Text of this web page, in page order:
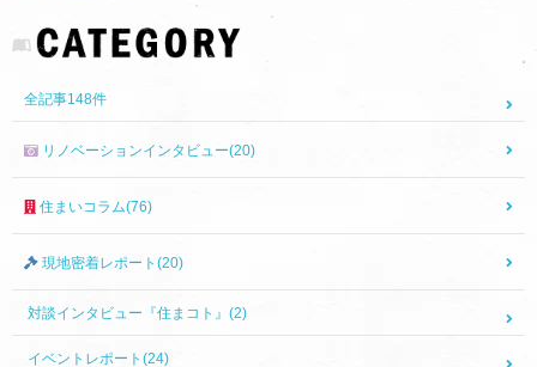
全記事148件
リノベーションインタビュー(20)
住まいコラム(76)
現地密着レポート(20)
対談インタビュー『住まコト』(2)
イベントレポート(24)